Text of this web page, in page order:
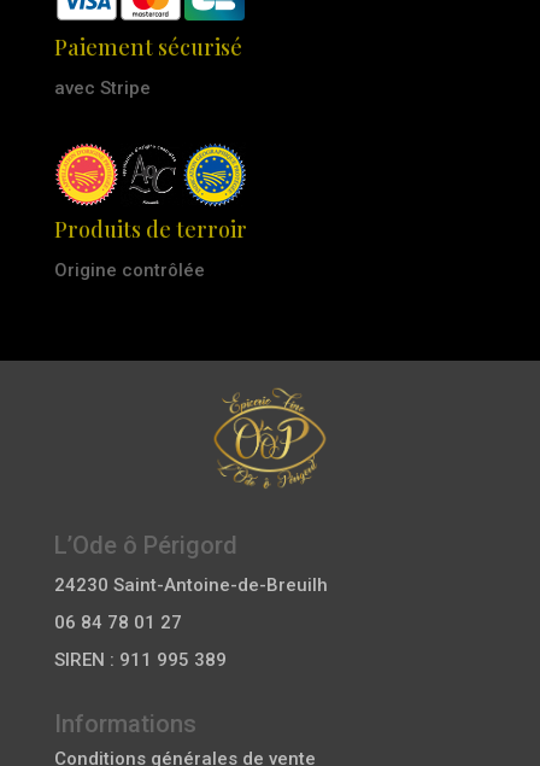
Paiement sécurisé
avec Stripe
Produits de terroir
Origine contrôlée
L’Ode ô Périgord
24230 Saint-Antoine-de-Breuilh
06 84 78 01 27
SIREN : 911 995 389
Informations
Conditions générales de vente